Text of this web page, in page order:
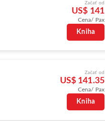
Začať od
US$ 141
Cena/ Pax
Kniha
Začať od
US$ 141.35
Cena/ Pax
Kniha